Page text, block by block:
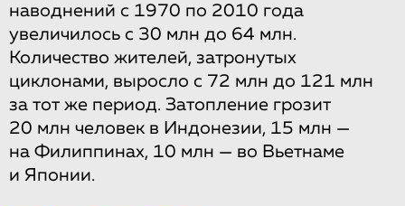
наводнений с 1970 по 2010 года
увеличилось с 30 млн до 64 млн.
Количество жителей, затронутых
циклонами, выросло с 72 млн до 121 млн
за тот же период. Затопление грозит
20 млн человек в Индонезии, 15 млн —
на Филиппинах, 10 млн — во Вьетнаме
и Японии.